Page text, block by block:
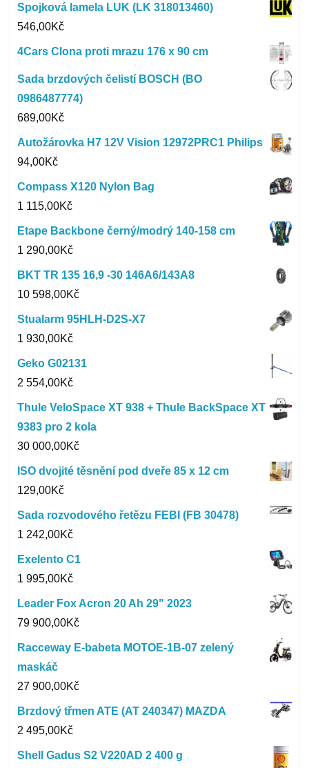
Spojková lamela LUK (LK 318013460)
546,00Kč
4Cars Clona proti mrazu 176 x 90 cm
Sada brzdových čelistí BOSCH (BO
0986487774)
689,00Kč
Autožárovka H7 12V Vision 12972PRC1 Philips
94,00Kč
Compass X120 Nylon Bag
1 115,00Kč
Etape Backbone černý/modrý 140-158 cm
1 290,00Kč
BKT TR 135 16,9 -30 146A6/143A8
10 598,00Kč
Stualarm 95HLH-D2S-X7
1 930,00Kč
Geko G02131
2 554,00Kč
Thule VeloSpace XT 938 + Thule BackSpace XT
9383 pro 2 kola
30 000,00Kč
ISO dvojité těsnění pod dveře 85 x 12 cm
129,00Kč
Sada rozvodového řetězu FEBI (FB 30478)
1 242,00Kč
Exelento C1
1 995,00Kč
Leader Fox Acron 20 Ah 29" 2023
79 900,00Kč
Racceway E-babeta MOTOE-1B-07 zelený
maskáč
27 900,00Kč
Brzdový třmen ATE (AT 240347) MAZDA
2 495,00Kč
Shell Gadus S2 V220AD 2 400 g